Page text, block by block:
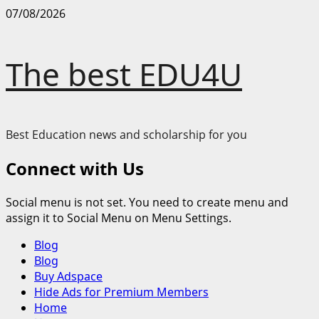
Skip
07/08/2026
The best EDU4U
Best Education news and scholarship for you
Connect with Us
Social menu is not set. You need to create menu and
assign it to Social Menu on Menu Settings.
Primary
Menu
Blog
Blog
Buy Adspace
Hide Ads for Premium Members
Home